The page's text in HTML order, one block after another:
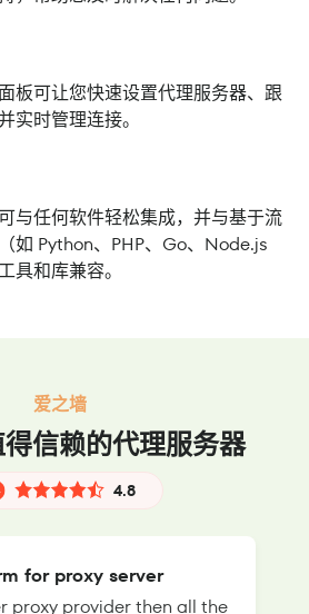
板可让您快速设置代理服务器、跟
实时管理连接。
与任何软件轻松集成，并与基于流
如 Python、PHP、Go、Node.js
具和库兼容。
爱之墙
信赖的代理服务器
4.8
for proxy server
proxy provider then all the